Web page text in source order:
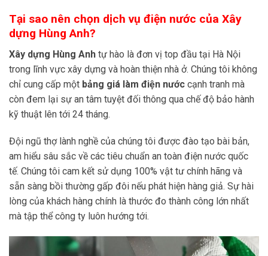
Tại sao nên chọn dịch vụ điện nước của Xây
dựng Hùng Anh?
Xây dựng Hùng Anh tự hào là đơn vị top đầu tại Hà Nội
trong lĩnh vực xây dựng và hoàn thiện nhà ở. Chúng tôi không
chỉ cung cấp một bảng giá làm điện nước cạnh tranh mà
còn đem lại sự an tâm tuyệt đối thông qua chế độ bảo hành
kỹ thuật lên tới 24 tháng.
Đội ngũ thợ lành nghề của chúng tôi được đào tạo bài bản,
am hiểu sâu sắc về các tiêu chuẩn an toàn điện nước quốc
tế. Chúng tôi cam kết sử dụng 100% vật tư chính hãng và
sẵn sàng bồi thường gấp đôi nếu phát hiện hàng giả. Sự hài
lòng của khách hàng chính là thước đo thành công lớn nhất
mà tập thể công ty luôn hướng tới.